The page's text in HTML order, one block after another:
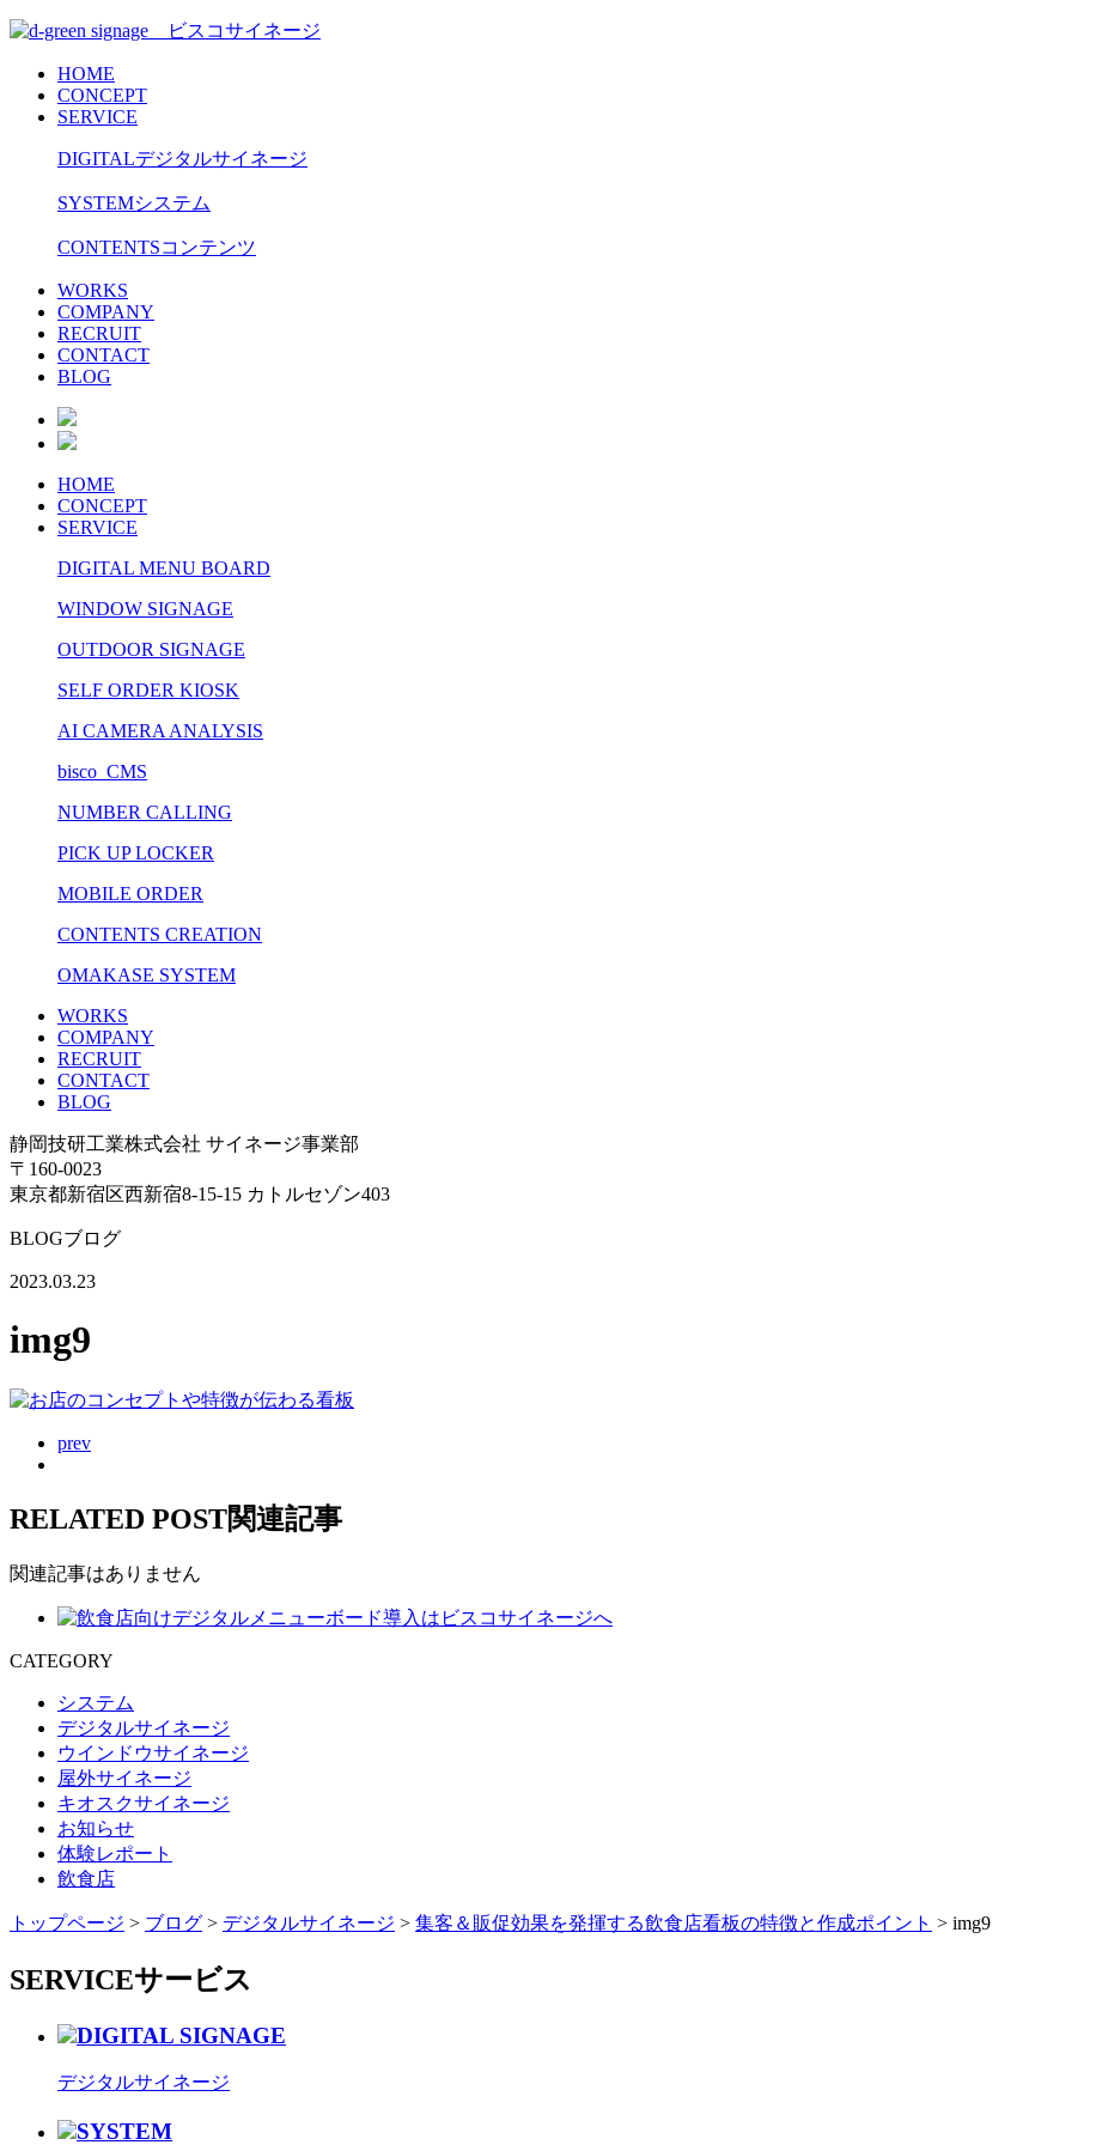
HOME
CONCEPT
SERVICE
DIGITALデジタルサイネージ
SYSTEMシステム
CONTENTSコンテンツ
WORKS
COMPANY
RECRUIT
CONTACT
BLOG
HOME
CONCEPT
SERVICE
DIGITAL MENU BOARD
WINDOW SIGNAGE
OUTDOOR SIGNAGE
SELF ORDER KIOSK
AI CAMERA ANALYSIS
bisco CMS
NUMBER CALLING
PICK UP LOCKER
MOBILE ORDER
CONTENTS CREATION
OMAKASE SYSTEM
WORKS
COMPANY
RECRUIT
CONTACT
BLOG
静岡技研工業株式会社 サイネージ事業部
〒160-0023
東京都新宿区西新宿8-15-15 カトルセゾン403
BLOGブログ
2023.03.23
img9
prev
RELATED POST関連記事
関連記事はありません
CATEGORY
システム
デジタルサイネージ
ウインドウサイネージ
屋外サイネージ
キオスクサイネージ
お知らせ
体験レポート
飲食店
トップページ > ブログ > デジタルサイネージ > 集客＆販促効果を発揮する飲食店看板の特徴と作成ポイント > img9
SERVICEサービス
DIGITAL SIGNAGE
デジタルサイネージ
SYSTEM